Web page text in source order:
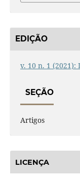
EDIÇÃO
v. 10 n. 1
SEÇÃO
Artigos
LICENÇA